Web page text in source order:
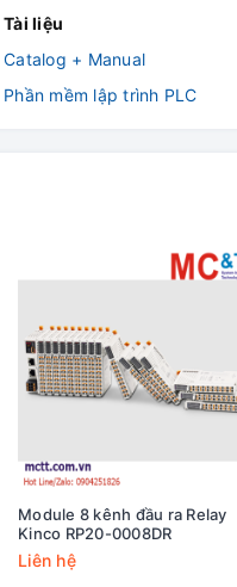
Tài liệu
Catalog + Manual
Phần mềm lập trình PLC
Module 8 kênh đầu ra Relay
Kinco RP20-0008DR
Liên hệ